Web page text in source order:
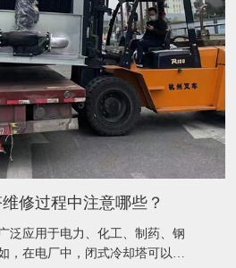
修过程中注意哪些？
泛应用于电力、化工、制药、钢
，在电厂中，闭式冷却塔可以有